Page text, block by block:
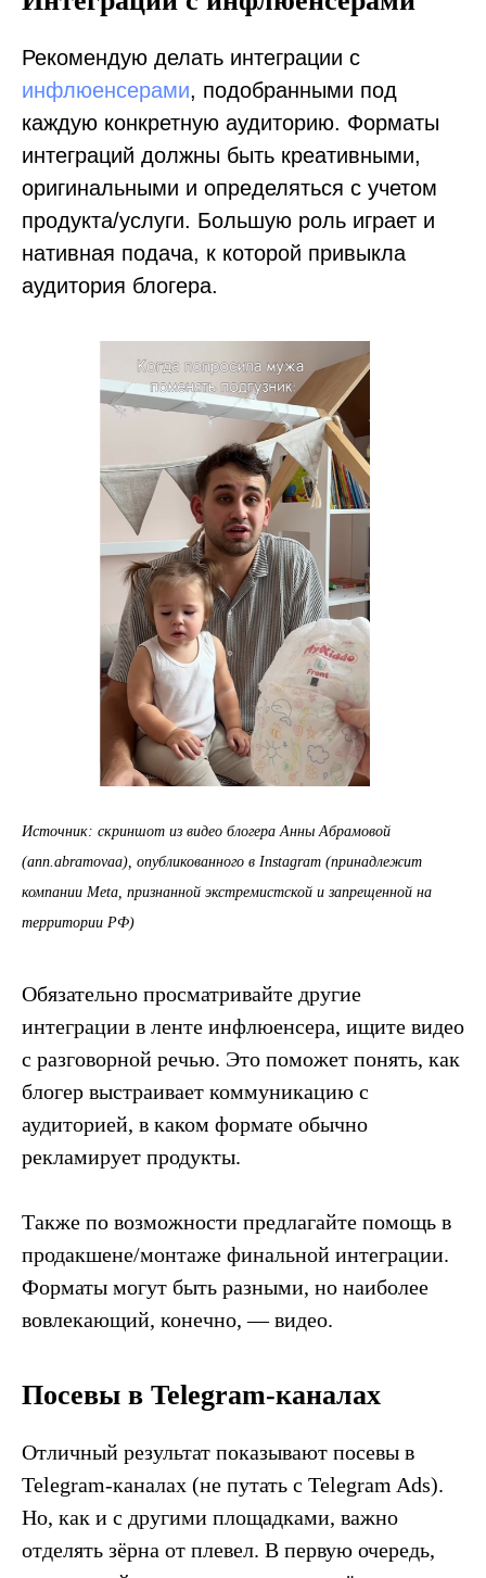
Рекомендую делать интеграции с
инфлюенсерами, подобранными под
каждую конкретную аудиторию. Форматы
интеграций должны быть креативными,
оригинальными и определяться с учетом
продукта/услуги. Большую роль играет и
нативная подача, к которой привыкла
аудитория блогера.
Источник: скриншот из видео блогера Анны Абрамовой
(ann.abramovaa), опубликованного в Instagram (принадлежит
компании Meta, признанной экстремистской и запрещенной на
территории РФ)
Обязательно просматривайте другие
интеграции в ленте инфлюенсера, ищите видео
с разговорной речью. Это поможет понять, как
блогер выстраивает коммуникацию с
аудиторией, в каком формате обычно
рекламирует продукты.
Также по возможности предлагайте помощь в
продакшене/монтаже финальной интеграции.
Форматы могут быть разными, но наиболее
вовлекающий, конечно, — видео.
Посевы в Telegram-каналах
Отличный результат показывают посевы в
Telegram-каналах (не путать с Telegram Ads).
Но, как и с другими площадками, важно
отделять зёрна от плевел. В первую очередь,